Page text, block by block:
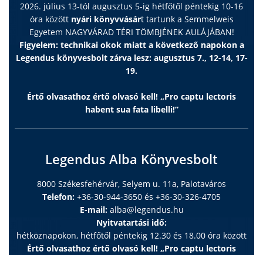
2026. július 13-tól augusztus 5-ig hétfőtől péntekig 10-16
óra között nyári könyvvásárt tartunk a Semmelweis
Egyetem NAGYVÁRAD TÉRI TÖMBJÉNEK AULÁJÁBAN!
Figyelem: technikai okok miatt a következő napokon a
Legendus könyvesbolt zárva lesz: augusztus 7., 12-14, 17-
19.
Értő olvasathoz értő olvasó kell! „Pro captu lectoris
habent sua fata libelli!”
Legendus Alba Könyvesbolt
8000 Székesfehérvár, Selyem u. 11a, Palotaváros
Telefon: +36-30-944-3650 és +36-30-326-4705
E-mail: alba@legendus.hu
Nyitvatartási idő:
hétköznapokon, hétfőtől péntekig 12.30 és 18.00 óra között
Értő olvasathoz értő olvasó kell! „Pro captu lectoris